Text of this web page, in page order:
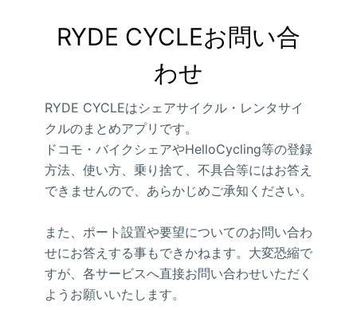
RYDE CYCLEお問い合
わせ
RYDE CYCLEはシェアサイクル・レンタサイ
クルのまとめアプリです。
ドコモ・バイクシェアやHelloCycling等の登録
方法、使い方、乗り捨て、不具合等にはお答え
できませんので、あらかじめご承知ください。
また、ポート設置や要望についてのお問い合わ
せにお答えする事もできかねます。大変恐縮で
すが、各サービスへ直接お問い合わせいただく
ようお願いいたします。